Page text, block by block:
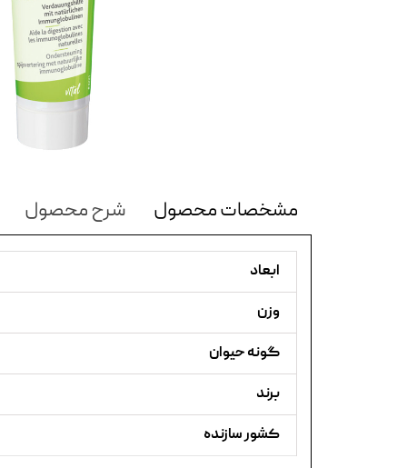
مشخصات محصول شرح محصول
ابعاد
وزن
گونه حیوان
برند
کشور سازنده